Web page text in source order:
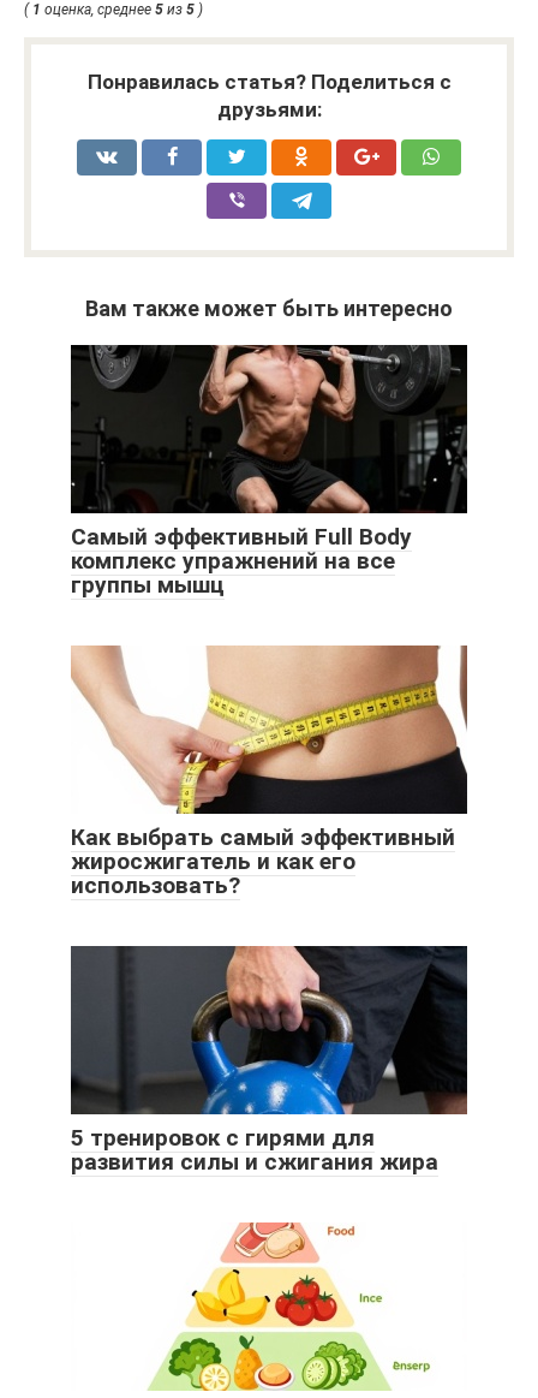
( 1 оценка, среднее 5 из 5 )
Понравилась статья? Поделиться с
друзьями:
Вам также может быть интересно
Самый эффективный Full Body
комплекс упражнений на все
группы мышц
Как выбрать самый эффективный
жиросжигатель и как его
использовать?
5 тренировок с гирями для
развития силы и сжигания жира